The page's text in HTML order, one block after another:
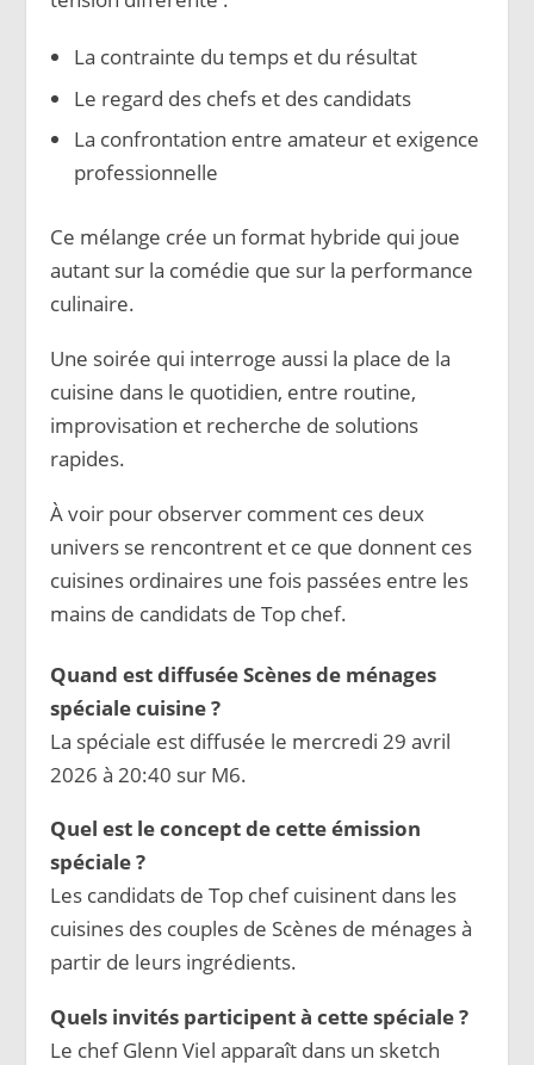
La contrainte du temps et du résultat
Le regard des chefs et des candidats
La confrontation entre amateur et exigence
professionnelle
Ce mélange crée un format hybride qui joue
autant sur la comédie que sur la performance
culinaire.
Une soirée qui interroge aussi la place de la
cuisine dans le quotidien, entre routine,
improvisation et recherche de solutions
rapides.
À voir pour observer comment ces deux
univers se rencontrent et ce que donnent ces
cuisines ordinaires une fois passées entre les
mains de candidats de Top chef.
Quand est diffusée Scènes de ménages
spéciale cuisine ?
La spéciale est diffusée le mercredi 29 avril
2026 à 20:40 sur M6.
Quel est le concept de cette émission
spéciale ?
Les candidats de Top chef cuisinent dans les
cuisines des couples de Scènes de ménages à
partir de leurs ingrédients.
Quels invités participent à cette spéciale ?
Le chef Glenn Viel apparaît dans un sketch